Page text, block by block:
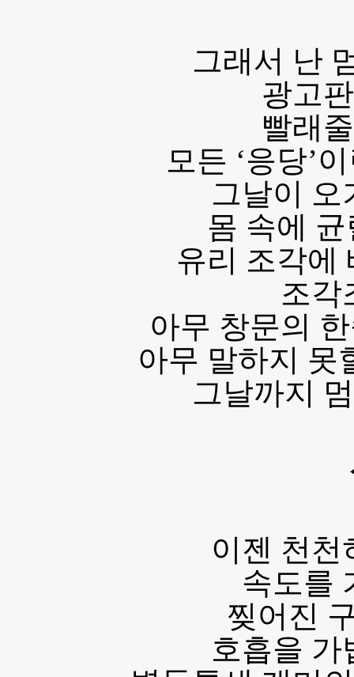
그래서 난
광고
빨래
모든 ‘응당’
그날이 오
몸 속에
유리 조각에
조각
아무 창문의
아무 말하지 못
그날까지
이젠 천천
속도를
찢어진
호흡을 가